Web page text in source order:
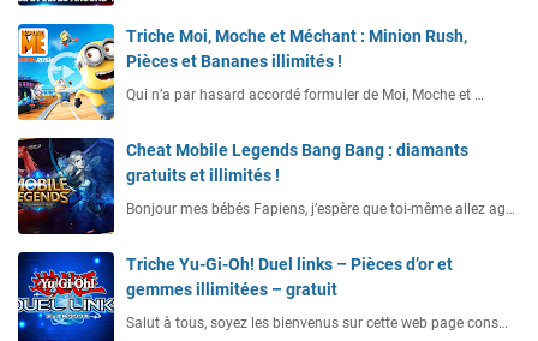
Triche Moi, Moche et Méchant : Minion Rush,
Pièces et Bananes illimités !
Qui n’a par hasard accordé formuler de Moi, Moche et …
Cheat Mobile Legends Bang Bang : diamants
gratuits et illimités !
Bonjour mes bébés Fapiens, j’espère que toi-même allez ag…
Triche Yu-Gi-Oh! Duel links – Pièces d’or et
gemmes illimitées – gratuit
Salut à tous, soyez les bienvenus sur cette web page cons…